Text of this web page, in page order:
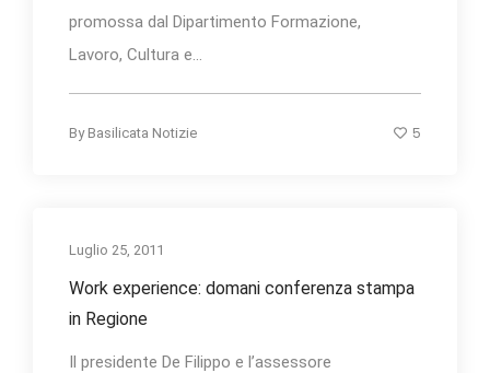
promossa dal Dipartimento Formazione,
Lavoro, Cultura e...
By Basilicata Notizie 5
Luglio 25, 2011
Work experience: domani conferenza stampa
in Regione
Il presidente De Filippo e l’assessore